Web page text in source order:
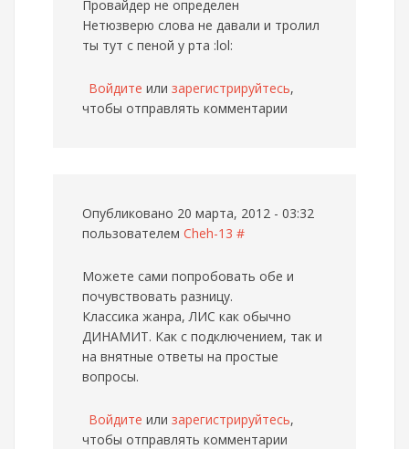
Провайдер не определен
Нетюзверю слова не давали и тролил
ты тут с пеной у рта :lol:
Войдите или зарегистрируйтесь,
чтобы отправлять комментарии
Опубликовано 20 марта, 2012 - 03:32
пользователем Cheh-13 #
Можете сами попробовать обе и
почувствовать разницу.
Классика жанра, ЛИС как обычно
ДИНАМИТ. Как с подключением, так и
на внятные ответы на простые
вопросы.
Войдите или зарегистрируйтесь,
чтобы отправлять комментарии